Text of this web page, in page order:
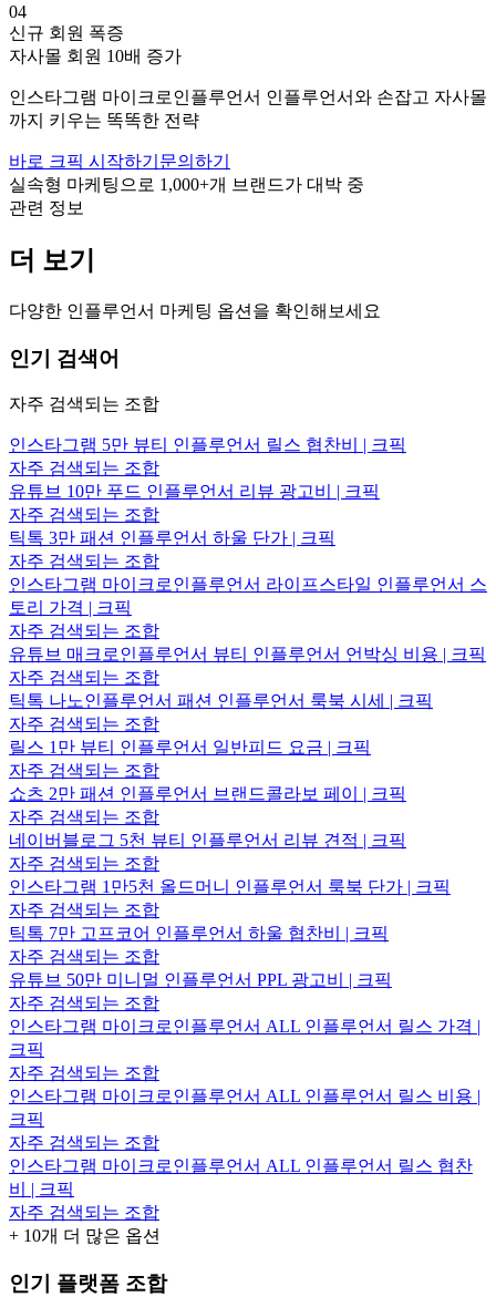
04
신규 회원 폭증
자사몰 회원 10배 증가
인스타그램 마이크로인플루언서 인플루언서와 손잡고 자사몰
까지 키우는 똑똑한 전략
바로 크픽 시작하기 문의하기
실속형 마케팅으로 1,000+개 브랜드가 대박 중
관련 정보
더 보기
다양한 인플루언서 마케팅 옵션을 확인해보세요
인기 검색어
자주 검색되는 조합
인스타그램 5만 뷰티 인플루언서 릴스 협찬비 | 크픽
자주 검색되는 조합
유튜브 10만 푸드 인플루언서 리뷰 광고비 | 크픽
자주 검색되는 조합
틱톡 3만 패션 인플루언서 하울 단가 | 크픽
자주 검색되는 조합
인스타그램 마이크로인플루언서 라이프스타일 인플루언서 스
토리 가격 | 크픽
자주 검색되는 조합
유튜브 매크로인플루언서 뷰티 인플루언서 언박싱 비용 | 크픽
자주 검색되는 조합
틱톡 나노인플루언서 패션 인플루언서 룩북 시세 | 크픽
자주 검색되는 조합
릴스 1만 뷰티 인플루언서 일반피드 요금 | 크픽
자주 검색되는 조합
쇼츠 2만 패션 인플루언서 브랜드콜라보 페이 | 크픽
자주 검색되는 조합
네이버블로그 5천 뷰티 인플루언서 리뷰 견적 | 크픽
자주 검색되는 조합
인스타그램 1만5천 올드머니 인플루언서 룩북 단가 | 크픽
자주 검색되는 조합
틱톡 7만 고프코어 인플루언서 하울 협찬비 | 크픽
자주 검색되는 조합
유튜브 50만 미니멀 인플루언서 PPL 광고비 | 크픽
자주 검색되는 조합
인스타그램 마이크로인플루언서 ALL 인플루언서 릴스 가격 |
크픽
자주 검색되는 조합
인스타그램 마이크로인플루언서 ALL 인플루언서 릴스 비용 |
크픽
자주 검색되는 조합
인스타그램 마이크로인플루언서 ALL 인플루언서 릴스 협찬
비 | 크픽
자주 검색되는 조합
+ 10개 더 많은 옵션
인기 플랫폼 조합